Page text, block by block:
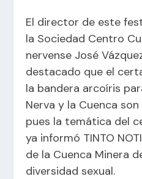
El director de este
la Sociedad Centro
nervense José
destacado que el
la bandera arcoíris
Nerva y la Cuenca
pues la temática del
ya informó TINTO
de la Cuenca Minera
diversidad sexual.